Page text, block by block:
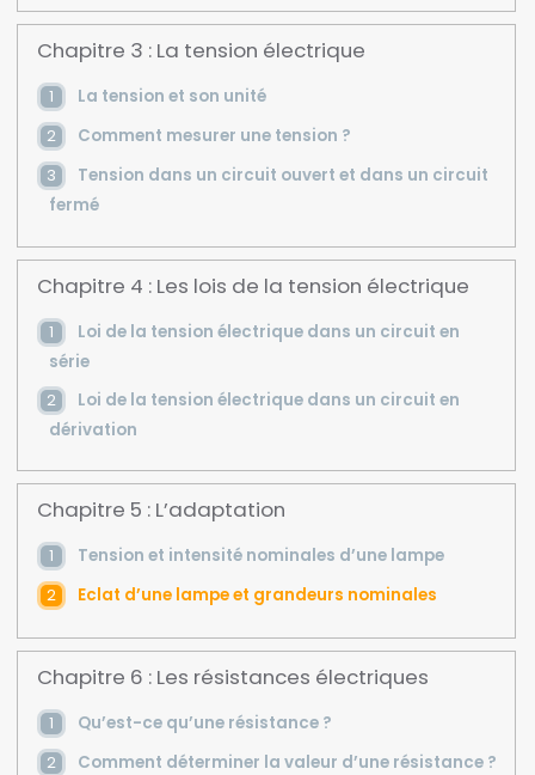
Chapitre 3 : La tension électrique
La tension et son unité
Comment mesurer une tension ?
Tension dans un circuit ouvert et dans un circuit
fermé
Chapitre 4 : Les lois de la tension électrique
Loi de la tension électrique dans un circuit en
série
Loi de la tension électrique dans un circuit en
dérivation
Chapitre 5 : L’adaptation
Tension et intensité nominales d’une lampe
Eclat d’une lampe et grandeurs nominales
Chapitre 6 : Les résistances électriques
Qu’est-ce qu’une résistance ?
Comment déterminer la valeur d’une résistance ?